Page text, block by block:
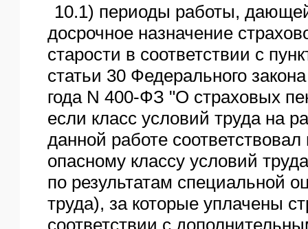
10.1) периоды работы,
досрочное назначение
старости в соответствии с
статьи 30 Федерального
года N 400-ФЗ "О страховых
если класс условий труда на
данной работе
опасному классу условий
по результатам специальной
труда), за которые уплачены
соответствии с